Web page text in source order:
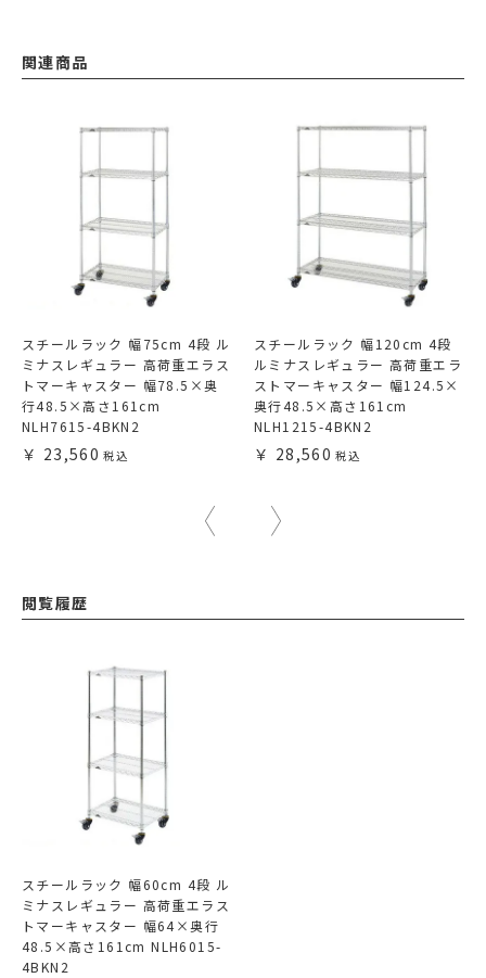
関連商品
スチールラック 幅75cm 4段 ル
ミナスレギュラー 高荷重エラス
トマーキャスター 幅78.5×奥
行48.5×高さ161cm
NLH7615-4BKN2
23,560
スチールラック 幅120cm 4段
ルミナスレギュラー 高荷重エラ
ストマーキャスター 幅124.5×
奥行48.5×高さ161cm
NLH1215-4BKN2
28,560
閲覧履歴
スチールラック 幅60cm 4段 ル
ミナスレギュラー 高荷重エラス
トマーキャスター 幅64×奥行
48.5×高さ161cm NLH6015-
4BKN2